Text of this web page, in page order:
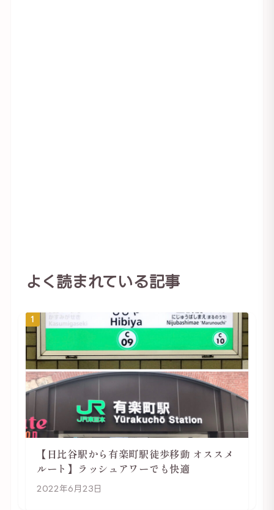
よく読まれている記事
1
【日比谷駅から有楽町駅徒歩移動 オススメ
ルート】ラッシュアワーでも快適
2022年6月23日